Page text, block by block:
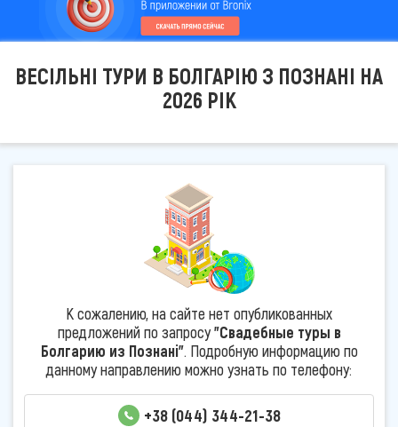
ВЕСІЛЬНІ ТУРИ В БОЛГАРІЮ З ПОЗНАНІ НА
2026 РІК
К сожалению, на сайте нет опубликованных
предложений по запросу"Свадебные туры в
Болгарию из Познані". Подробную информацию по
данному направлению можно узнать по телефону:
+38 (044) 344-21-38